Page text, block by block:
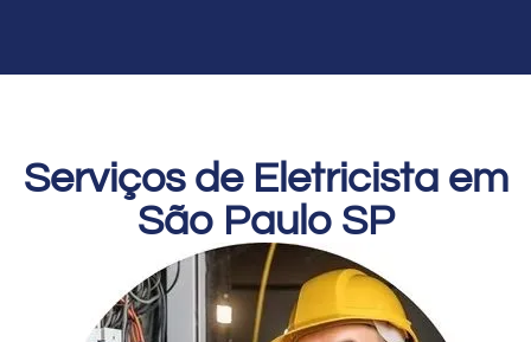
Serviços de Eletricista em
São Paulo SP